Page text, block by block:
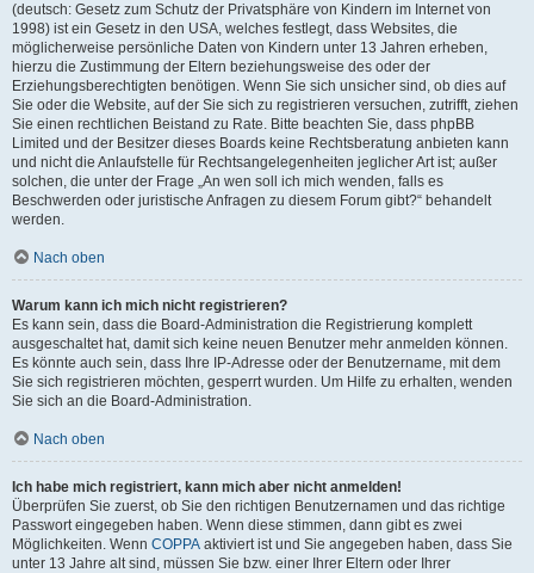
(deutsch: Gesetz zum Schutz der Privatsphäre von Kindern im Internet von
1998) ist ein Gesetz in den USA, welches festlegt, dass Websites, die
möglicherweise persönliche Daten von Kindern unter 13 Jahren erheben,
hierzu die Zustimmung der Eltern beziehungsweise des oder der
Erziehungsberechtigten benötigen. Wenn Sie sich unsicher sind, ob dies auf
Sie oder die Website, auf der Sie sich zu registrieren versuchen, zutrifft, ziehen
Sie einen rechtlichen Beistand zu Rate. Bitte beachten Sie, dass phpBB
Limited und der Besitzer dieses Boards keine Rechtsberatung anbieten kann
und nicht die Anlaufstelle für Rechtsangelegenheiten jeglicher Art ist; außer
solchen, die unter der Frage „An wen soll ich mich wenden, falls es
Beschwerden oder juristische Anfragen zu diesem Forum gibt?“ behandelt
werden.
Nach oben
Warum kann ich mich nicht registrieren?
Es kann sein, dass die Board-Administration die Registrierung komplett
ausgeschaltet hat, damit sich keine neuen Benutzer mehr anmelden können.
Es könnte auch sein, dass Ihre IP-Adresse oder der Benutzername, mit dem
Sie sich registrieren möchten, gesperrt wurden. Um Hilfe zu erhalten, wenden
Sie sich an die Board-Administration.
Nach oben
Ich habe mich registriert, kann mich aber nicht anmelden!
Überprüfen Sie zuerst, ob Sie den richtigen Benutzernamen und das richtige
Passwort eingegeben haben. Wenn diese stimmen, dann gibt es zwei
Möglichkeiten. Wenn COPPA aktiviert ist und Sie angegeben haben, dass Sie
unter 13 Jahre alt sind, müssen Sie bzw. einer Ihrer Eltern oder Ihrer